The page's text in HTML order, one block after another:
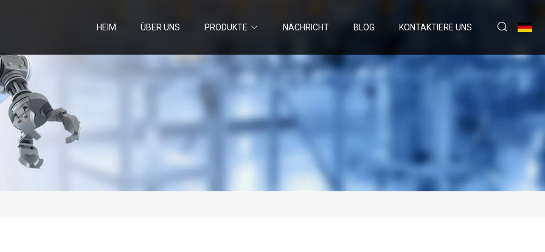
HEIM ÜBER UNS PRODUKTE NACHRICHT BLOG KONTAKTIERE UNS